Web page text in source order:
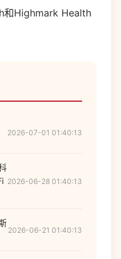
和Highmark Health
2026-07-01 01:40:13
2026-06-28 01:40:13
2026-06-21 01:40:13